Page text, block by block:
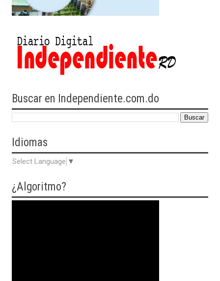
Buscar en Independiente.com.do
Idiomas
Select Language ▼
¿Algoritmo?